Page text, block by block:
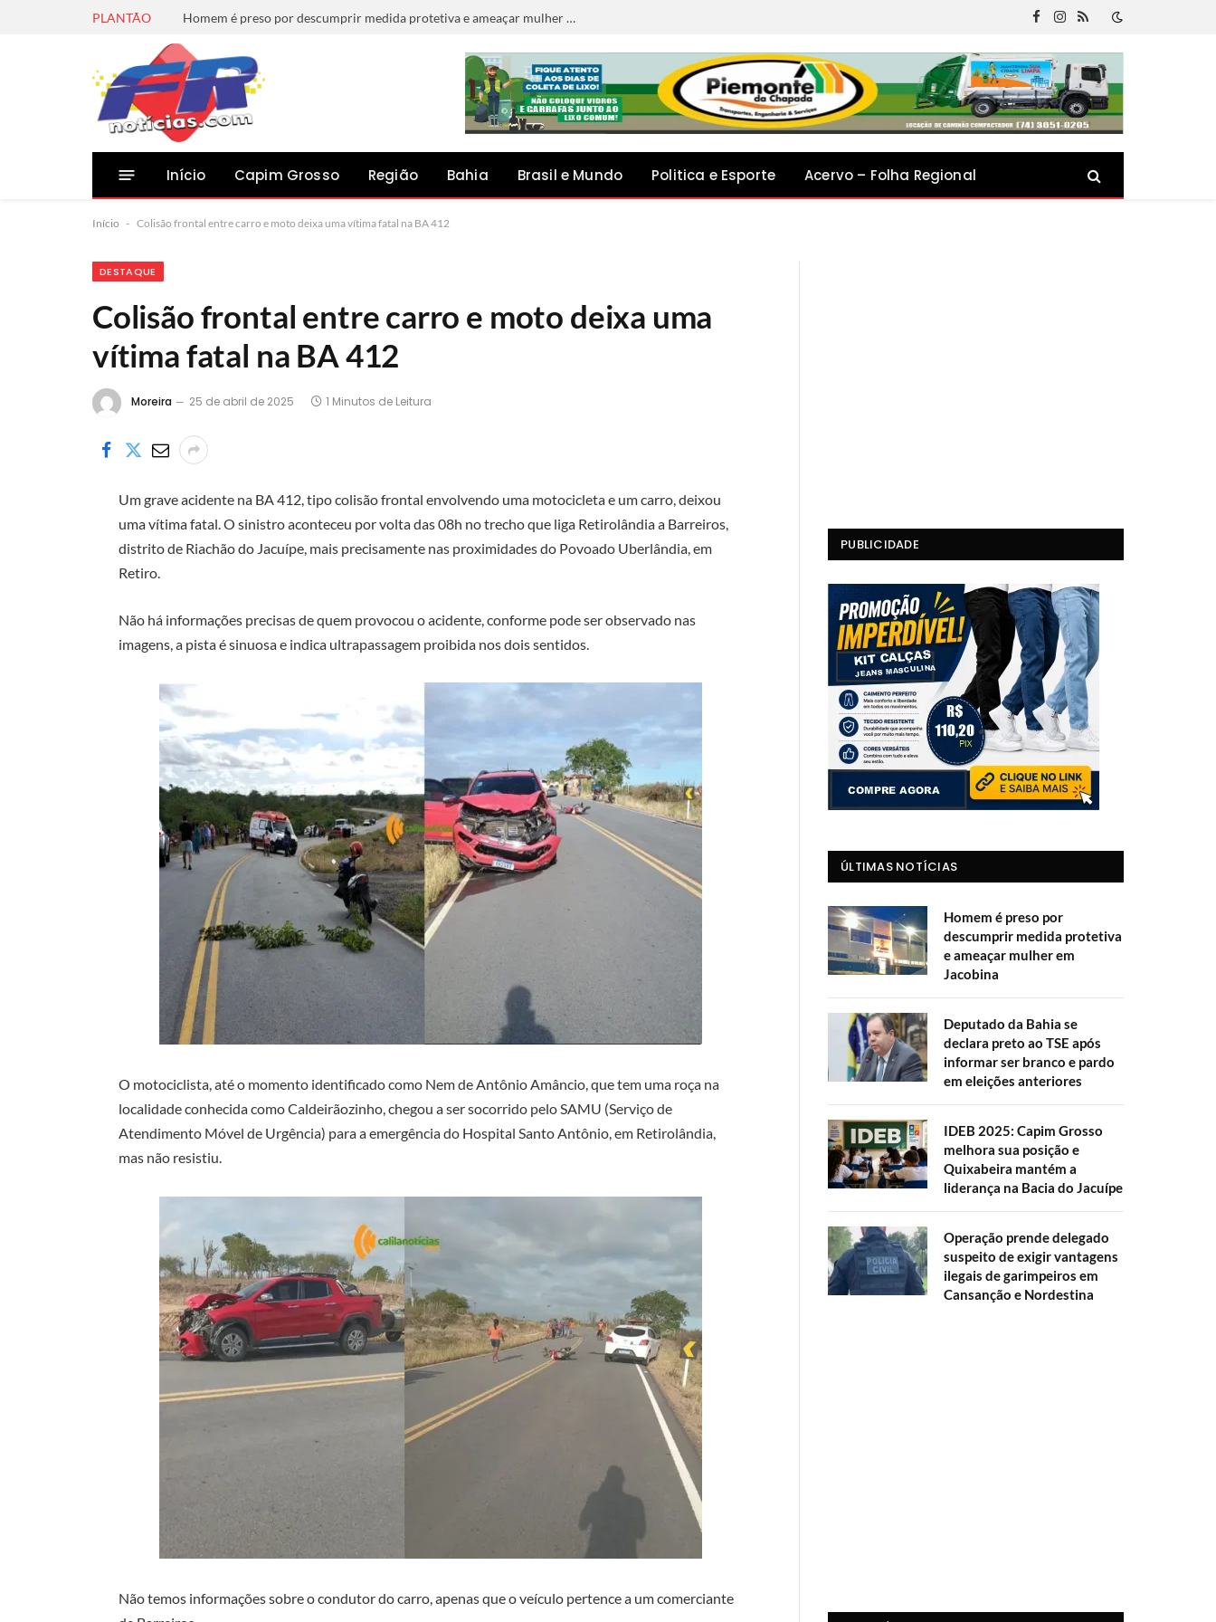
PLANTÃO Homem é preso por descumprir medida protetiva e ameaçar mulher em Jacobina
Facebook
Instagram
RSS
Início Capim Grosso Região Bahia Brasil e Mundo Politica e Esporte Acervo – Folha Regional
Início - Colisão frontal entre carro e moto deixa uma vítima fatal na BA 412
DESTAQUE
Colisão frontal entre carro e moto deixa uma
vítima fatal na BA 412
Moreira 25 de abril de 2025 1 Minutos de Leitura
Um grave acidente na BA 412, tipo colisão frontal envolvendo uma motocicleta e um carro, deixou
uma vítima fatal. O sinistro aconteceu por volta das 08h no trecho que liga Retirolândia a Barreiros,
distrito de Riachão do Jacuípe, mais precisamente nas proximidades do Povoado Uberlândia, em
Retiro.
Não há informações precisas de quem provocou o acidente, conforme pode ser observado nas
imagens, a pista é sinuosa e indica ultrapassagem proibida nos dois sentidos.
O motociclista, até o momento identificado como Nem de Antônio Amâncio, que tem uma roça na
localidade conhecida como Caldeirãozinho, chegou a ser socorrido pelo SAMU (Serviço de
Atendimento Móvel de Urgência) para a emergência do Hospital Santo Antônio, em Retirolândia,
mas não resistiu.
Não temos informações sobre o condutor do carro, apenas que o veículo pertence a um comerciante
PUBLICIDADE
ÚLTIMAS NOTÍCIAS
Homem é preso por
descumprir medida protetiva
e ameaçar mulher em
Jacobina
Deputado da Bahia se
declara preto ao TSE após
informar ser branco e pardo
em eleições anteriores
IDEB 2025: Capim Grosso
melhora sua posição e
Quixabeira mantém a
liderança na Bacia do Jacuípe
Operação prende delegado
suspeito de exigir vantagens
ilegais de garimpeiros em
Cansanção e Nordestina